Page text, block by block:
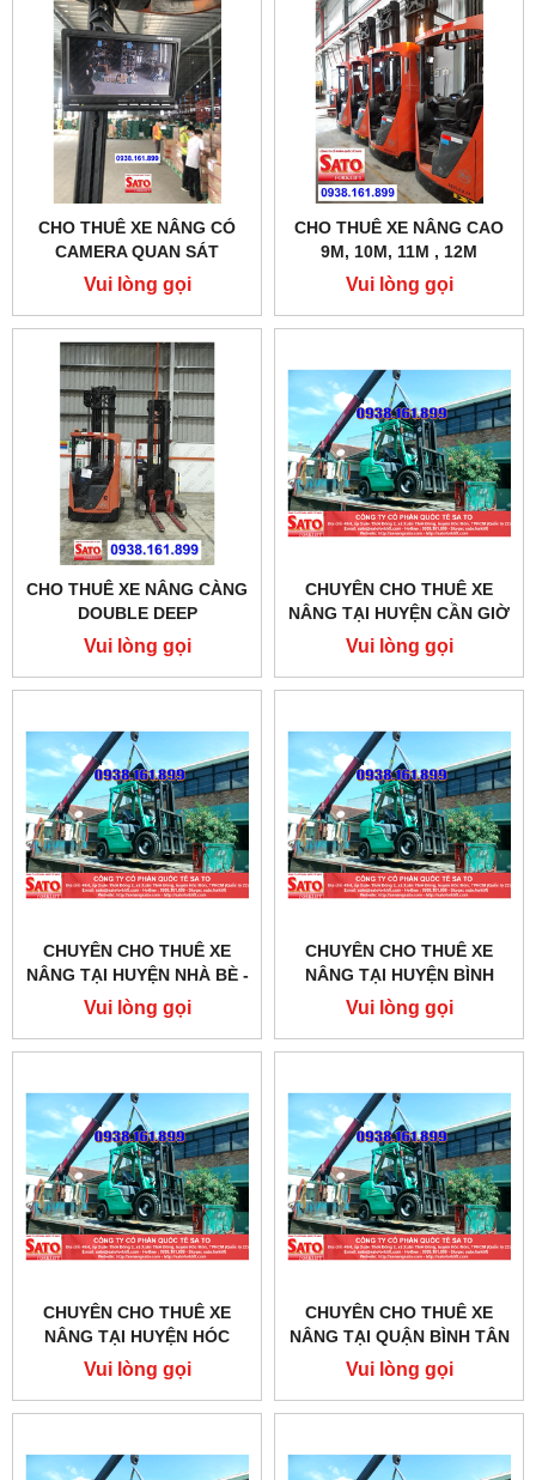
CHO THUÊ XE NÂNG CÓ
CAMERA QUAN SÁT
Vui lòng gọi
CHO THUÊ XE NÂNG CAO
9M, 10M, 11M , 12M
Vui lòng gọi
CHO THUÊ XE NÂNG CÀNG
DOUBLE DEEP
Vui lòng gọi
CHUYÊN CHO THUÊ XE
NÂNG TẠI HUYỆN CẦN GIỜ
- TPHCM
Vui lòng gọi
CHUYÊN CHO THUÊ XE
NÂNG TẠI HUYỆN NHÀ BÈ -
TPHCM
Vui lòng gọi
CHUYÊN CHO THUÊ XE
NÂNG TẠI HUYỆN BÌNH
CHÁNH - TPHCM
Vui lòng gọi
CHUYÊN CHO THUÊ XE
NÂNG TẠI HUYỆN HÓC
MÔN - TPHCM
Vui lòng gọi
CHUYÊN CHO THUÊ XE
NÂNG TẠI QUẬN BÌNH TÂN
- TPHCM
Vui lòng gọi